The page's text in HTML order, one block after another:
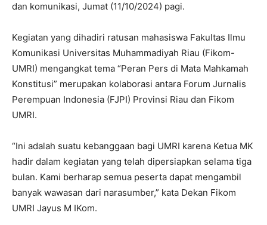
dan komunikasi, Jumat (11/10/2024) pagi.
Kegiatan yang dihadiri ratusan mahasiswa Fakultas Ilmu
Komunikasi Universitas Muhammadiyah Riau (Fikom-
UMRI) mengangkat tema “Peran Pers di Mata Mahkamah
Konstitusi” merupakan kolaborasi antara Forum Jurnalis
Perempuan Indonesia (FJPI) Provinsi Riau dan Fikom
UMRI.
“Ini adalah suatu kebanggaan bagi UMRI karena Ketua MK
hadir dalam kegiatan yang telah dipersiapkan selama tiga
bulan. Kami berharap semua peserta dapat mengambil
banyak wawasan dari narasumber,” kata Dekan Fikom
UMRI Jayus M IKom.